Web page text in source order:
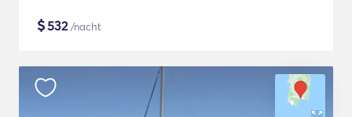
$532/nacht